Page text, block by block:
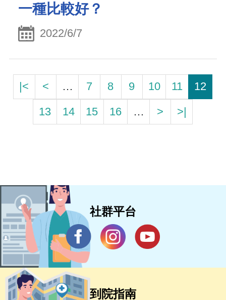
一種比較好？
2022/6/7
|< < … 7 8 9 10 11
12
13
14 15 16 … > >|
社群平台
到院指南